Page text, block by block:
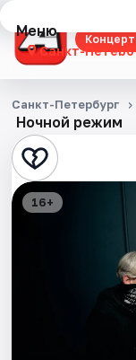
Меню
Санкт-
Концерты
Театр
Стендап
Ночной режим
Санкт-Петербург
16+